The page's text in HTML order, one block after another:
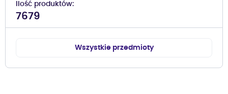
Ilość produktów
7679
Wszystkie przedmioty